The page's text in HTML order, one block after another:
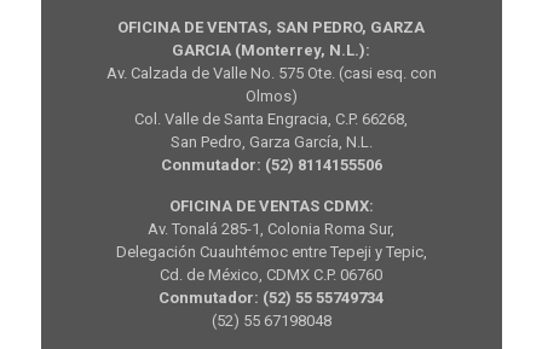
OFICINA DE VENTAS, SAN PEDRO, GARZA
GARCIA (Monterrey, N.L.):
Av. Calzada de Valle No. 575 Ote. (casi esq. con
Olmos)
Col. Valle de Santa Engracia, C.P. 66268,
San Pedro, Garza García, N.L.
Conmutador: (52) 8114155506
OFICINA DE VENTAS CDMX:
Av. Tonalá 285-1, Colonia Roma Sur,
Delegación Cuauhtémoc entre Tepeji y Tepic,
Cd. de México, CDMX C.P. 06760
Conmutador: (52) 55 55749734
(52) 55 67198048